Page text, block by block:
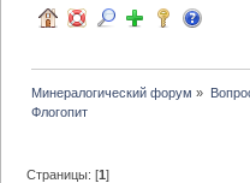
Минералогический форум »
Флогопит
Страницы: [1]